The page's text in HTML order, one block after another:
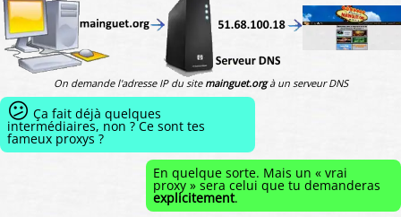
On demande l'adresse IP du site mainguet.orgà un serveur DNS
😕 Ça fait déjà quelques
intermédiaires, non ? Ce sont tes
fameux proxys ?
En quelque sorte. Mais un « vrai
proxy » sera celui que tu demanderas
explicitement.